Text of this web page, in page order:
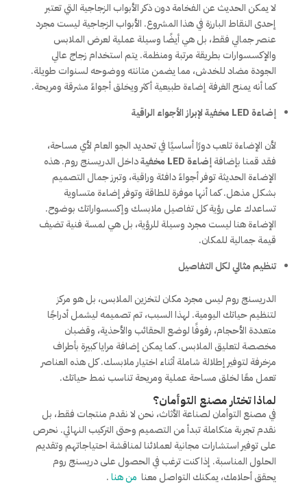
لا يمكن الحديث عن الفخامة دون ذكر الأبواب الزجاجية التي تعتبر
إحدى النقاط البارزة في هذا المشروع. الأبواب الزجاجية ليست مجرد
عنصر جمالي فقط، بل هي أيضًا وسيلة عملية لعرض الملابس
والإكسسوارات بطريقة مرتبة ومنظمة. يتم استخدام زجاج عالي
الجودة مضاد للخدش، مما يضمن متانته ووضوحه لسنوات طويلة.
كما أنه يمنح الغرفة إضاءة طبيعية أكثر ويخلق أجواءً مشرقة ومريحة.
إضاءة LED مخفية لإبراز الأجواء الراقية
لأن الإضاءة تلعب دورًا أساسيًا في تحديد الجو العام لأي مساحة،
فقد قمنا بإضافةإضاءة LED مخفية
داخل الدريسنج روم. هذه
الإضاءة الحديثة توفر أجواءً دافئة وراقية، وتبرز جمال التصميم
بشكل مذهل. كما أنها موفرة للطاقة وتوفر إضاءة متساوية
تساعدك على رؤية كل تفاصيل ملابسك وإكسسواراتك بوضوح.
الإضاءة هنا ليست مجرد وسيلة للرؤية، بل هي لمسة فنية تضيف
قيمة جمالية للمكان.
تنظيم مثالي لكل التفاصيل
الدريسنج روم ليس مجرد مكان لتخزين الملابس، بل هو مركز
لتنظيم حياتك اليومية. لهذا السبب، تم تصميمه ليشمل أدراجًا
متعددة الأحجام، رفوفًا لوضع الحقائب والأحذية، وقضبان
مخصصة لتعليق الملابس. كما يمكن إضافة مرايا كبيرة بأطراف
مزخرفة لتوفير إطلالة شاملة أثناء اختيار ملابسك. كل هذه العناصر
تعمل معًا لخلق مساحة عملية ومريحة تناسب نمط حياتك.
لماذا تختارمصنع التوأمان؟
في مصنع التوأمان لصناعة الأثاث، نحن لا نقدم منتجات فقط، بل
نقدم تجربة متكاملة تبدأ من التصميم وحتى التركيب النهائي. نحرص
على توفير استشارات مجانية لعملائنا لمناقشة احتياجاتهم وتقديم
الحلول المناسبة. إذا كنت ترغب في الحصول على دريسنج روم
يحقق أحلامك، يمكنك التواصل معنا من هنا.